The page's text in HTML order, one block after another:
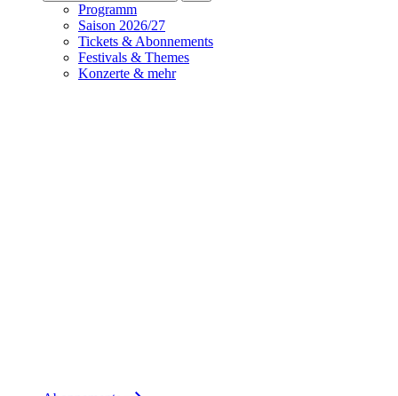
Programm
Saison 2026/27
Tickets & Abonnements
Festivals & Themes
Konzerte & mehr